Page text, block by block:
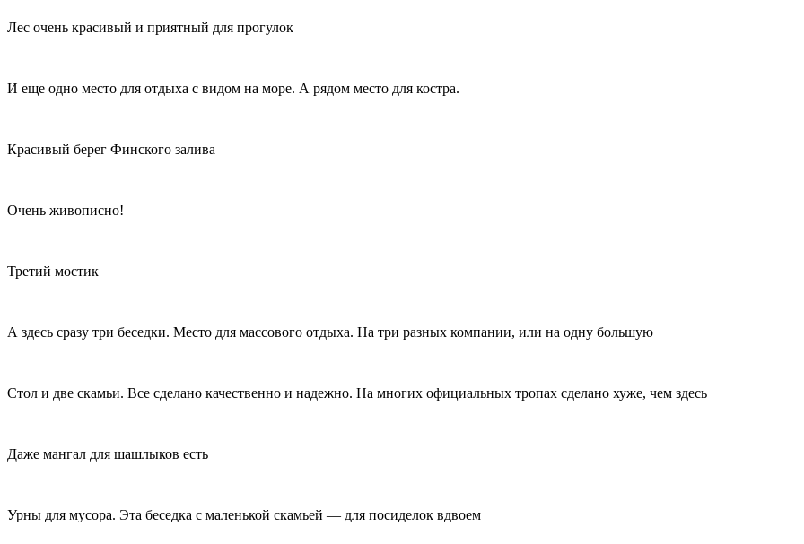
Лес очень красивый и приятный для прогулок
И еще одно место для отдыха с видом на море. А рядом место для костра.
Красивый берег Финского залива
Очень живописно!
Третий мостик
А здесь сразу три беседки. Место для массового отдыха. На три разных компании, или на одну большую
Стол и две скамьи. Все сделано качественно и надежно. На многих официальных тропах сделано хуже, чем здесь
Даже мангал для шашлыков есть
Урны для мусора. Эта беседка с маленькой скамьей — для посиделок вдвоем